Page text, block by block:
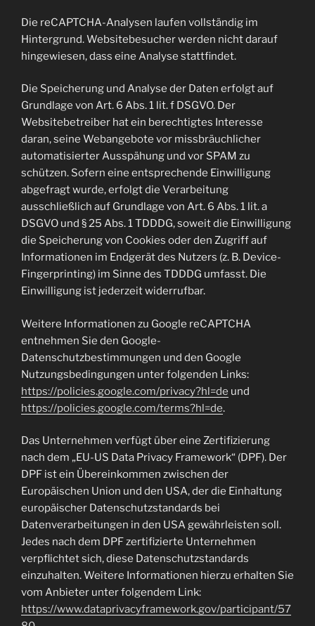
Die reCAPTCHA-Analysen laufen vollständig im
Hintergrund. Websitebesucher werden nicht darauf
hingewiesen, dass eine Analyse stattfindet.
Die Speicherung und Analyse der Daten erfolgt auf
Grundlage von Art. 6 Abs. 1 lit. f DSGVO. Der
Websitebetreiber hat ein berechtigtes Interesse
daran, seine Webangebote vor missbräuchlicher
automatisierter Ausspähung und vor SPAM zu
schützen. Sofern eine entsprechende Einwilligung
abgefragt wurde, erfolgt die Verarbeitung
ausschließlich auf Grundlage von Art. 6 Abs. 1 lit. a
DSGVO und § 25 Abs. 1 TDDDG, soweit die Einwilligung
die Speicherung von Cookies oder den Zugriff auf
Informationen im Endgerät des Nutzers (z. B. Device-
Fingerprinting) im Sinne des TDDDG umfasst. Die
Einwilligung ist jederzeit widerrufbar.
Weitere Informationen zu Google reCAPTCHA
entnehmen Sie den Google-
Datenschutzbestimmungen und den Google
Nutzungsbedingungen unter folgenden Links:
https://policies.google.com/privacy?hl=de und
https://policies.google.com/terms?hl=de.
Das Unternehmen verfügt über eine Zertifizierung
nach dem „EU-US Data Privacy Framework“ (DPF). Der
DPF ist ein Übereinkommen zwischen der
Europäischen Union und den USA, der die Einhaltung
europäischer Datenschutzstandards bei
Datenverarbeitungen in den USA gewährleisten soll.
Jedes nach dem DPF zertifizierte Unternehmen
verpflichtet sich, diese Datenschutzstandards
einzuhalten. Weitere Informationen hierzu erhalten Sie
vom Anbieter unter folgendem Link:
https://www.dataprivacyframework.gov/participant/57